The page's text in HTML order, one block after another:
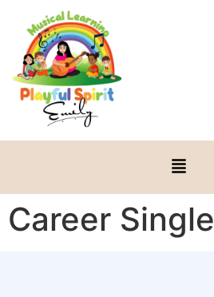
Career Single